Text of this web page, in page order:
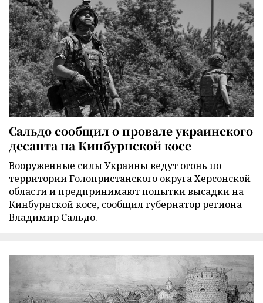
Сальдо сообщил о провале украинского
десанта на Кинбурнской косе
Вооруженные силы Украины ведут огонь по
территории Голопристанского округа Херсонской
области и предпринимают попытки высадки на
Кинбурнской косе, сообщил губернатор региона
Владимир Сальдо.